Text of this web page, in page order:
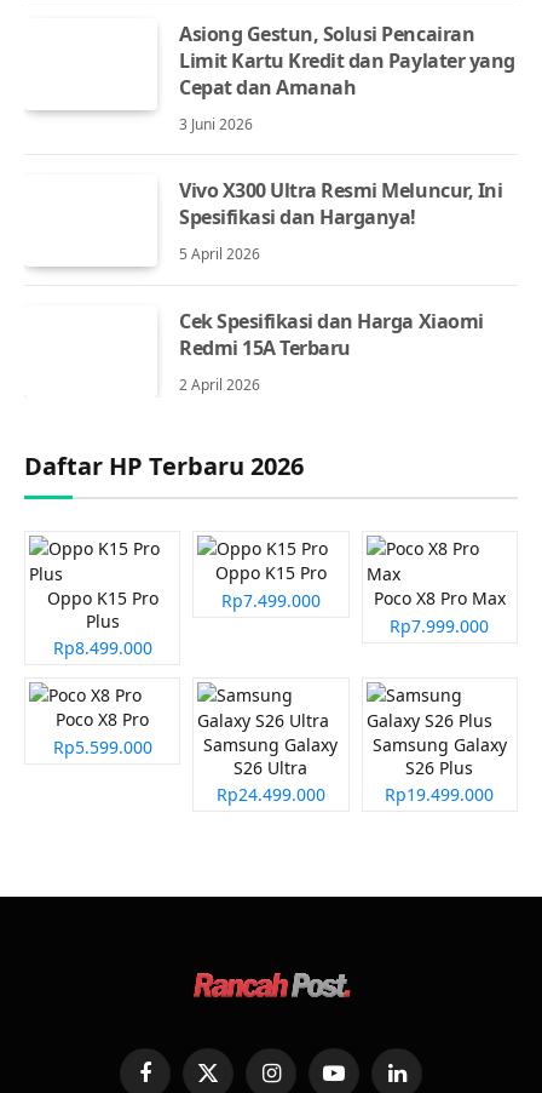
Asiong Gestun, Solusi Pencairan
Limit Kartu Kredit dan Paylater yang
Cepat dan Amanah
3 Juni 2026
Vivo X300 Ultra Resmi Meluncur, Ini
Spesifikasi dan Harganya!
5 April 2026
Cek Spesifikasi dan Harga Xiaomi
Redmi 15A Terbaru
2 April 2026
Daftar HP Terbaru 2026
Oppo K15 Pro
Plus
Rp8.499.000
Oppo K15 Pro
Rp7.499.000
Poco X8 Pro Max
Rp7.999.000
Poco X8 Pro
Rp5.599.000
Samsung Galaxy
S26 Ultra
Rp24.499.000
Samsung Galaxy
S26 Plus
Rp19.499.000
FacebookX InstagramYouTubeLinkedIn